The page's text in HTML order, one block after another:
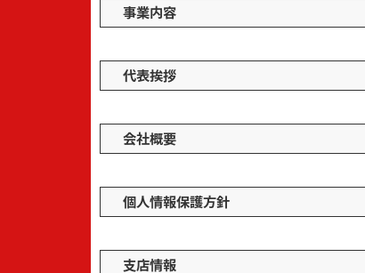
事業内容
代表挨拶
会社概要
個人情報保護方針
支店情報